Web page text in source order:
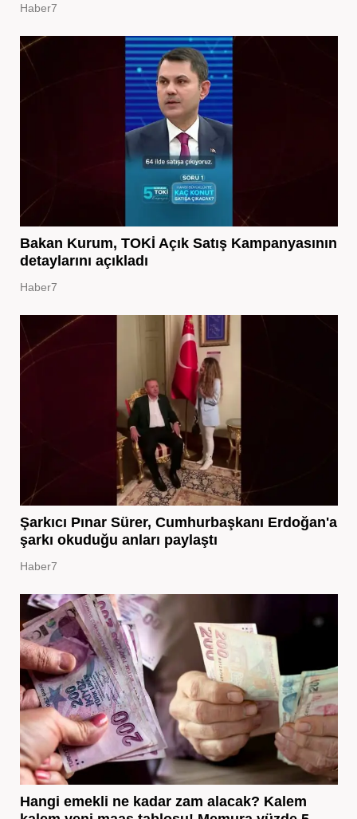
Haber7
Bakan Kurum, TOKİ Açık Satış Kampanyasının
detaylarını açıkladı
Haber7
Şarkıcı Pınar Sürer, Cumhurbaşkanı Erdoğan'a
şarkı okuduğu anları paylaştı
Haber7
Hangi emekli ne kadar zam alacak? Kalem